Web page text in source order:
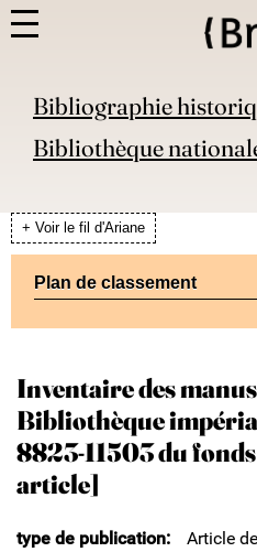
Bibliographie
Bibliothèque
+ Voir le fil d'Ariane
Plan de classement
Inventaire des
Bibliothèque
8823-11503 du
article]
type de publication
Article